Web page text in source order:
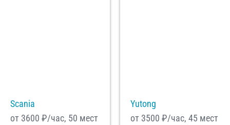
Scania
от 3600 ₽/час, 50 мест
Yutong
от 3500 ₽/час, 45 мест